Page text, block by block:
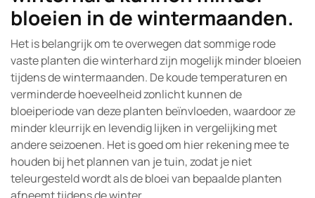
bloeien in de wintermaanden.
Het is belangrijk om te overwegen dat sommige rode
vaste planten die winterhard zijn mogelijk minder bloeien
tijdens de wintermaanden. De koude temperaturen en
verminderde hoeveelheid zonlicht kunnen de
bloeiperiode van deze planten beïnvloeden, waardoor ze
minder kleurrijk en levendig lijken in vergelijking met
andere seizoenen. Het is goed om hier rekening mee te
houden bij het plannen van je tuin, zodat je niet
teleurgesteld wordt als de bloei van bepaalde planten